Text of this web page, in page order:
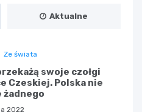
Aktualne
Ze świata
swoje czołgi
Czeskiej. Polska nie
żadnego
2022